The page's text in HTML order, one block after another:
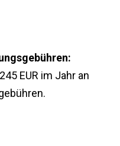
EUR im Jahr an